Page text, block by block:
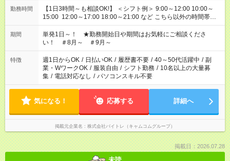
勤務時間
【1日3時間～も相談OK!】 ＜シフト例＞ 9:00～12:00 10:00～
15:00 12:00～17:00 18:00～21:00 など こちら以外の時間帯も
お気軽にご相談ください！
期間
単発1日～！ ★勤務開始日や期間はお気軽にご相談くださ
い！ ＃8月～ ＃9月～
特徴 週1日からOK / 日払いOK / 履歴書不要 / 40～50代活躍中 / 副
業・WワークOK / 服装自由 / シフト勤務 / 10名以上の大量募
集 / 電話対応なし / パソコンスキル不要
気になる！ 応募する 詳細へ
掲載元企業名 株式会社バイトレ（キャムコムグループ）
掲載日：2026.07.28